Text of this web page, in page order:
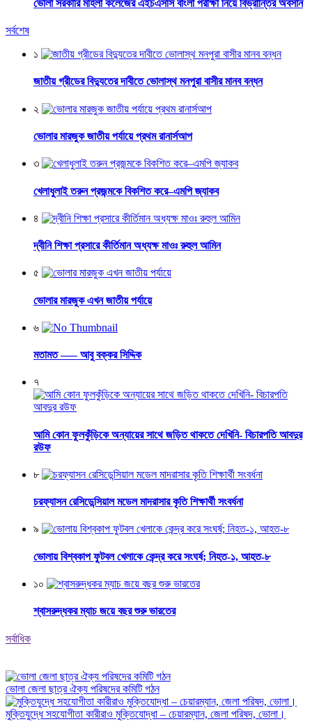
ভোলা সরকারি মহিলা কলেজের এইচএসসি বাংলা পরীক্ষা নিয়ে বিভ্রান্তির অবসান
সর্বশেষ
১
জাতীয় গ্রীডের বিদ্যুতের দাবীতে ভোলাস্থ মনপুরা বাসীর মানব বন্ধন
২
ভোলার মারজুক জাতীয় পর্যায়ে প্রথম রানার্সআপ
৩
খেলাধুলাই তরুন প্রজন্মকে বিকশিত করে–এমপি জ্যাকব
৪
দ্বীনি শিক্ষা প্রসারে কীর্তিমান অধ্যক্ষ মাওঃ রুহুল আমিন
৫
ভোলার মারজুক এখন জাতীয় পর্যায়ে
৬
মতামত —– আবু বক্কর সিদ্দিক
৭
আমি কোন ফুলকুঁড়িকে অন্যায়ের সাথে জড়িত থাকতে দেখিনি- বিচারপতি আবদুর
রউফ
৮
চরফ্যাসন রেসিডেন্সিয়াল মডেল মাদরাসার কৃতি শিক্ষার্থী সংবর্ধনা
৯
ভোলায় বিশ্বকাপ ফুটবল খেলাকে কেন্দ্র করে সংঘর্ষ; নিহত-১, আহত-৮
১০
শ্বাসরুদ্ধকর ম্যাচ জয়ে বছর শুরু ভারতের
সর্বাধিক
ভোলা জেলা ছাত্র ঐক্য পরিষদের কমিটি গঠন
মুক্তিযুদ্ধে সহযোগীতা কারীরাও মুক্তিযোদ্ধা – চেয়ারম্যান, জেলা পরিষদ, ভোলা।